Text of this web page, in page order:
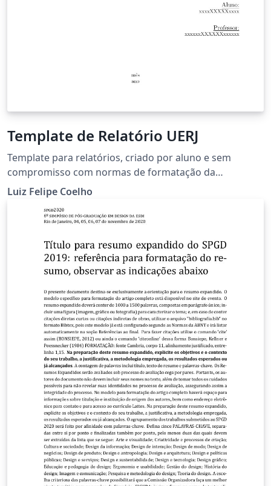
Template de Relatório UERJ
Template para relatórios, criado por aluno e sem
compromisso com normas de formatação da
universidade.
Luiz Felipe Coelho